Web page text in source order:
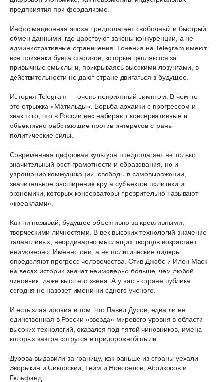
предприятия при феодализме.
Информационная эпоха предполагает свободный и быстрый
обмен данными, где царствуют законы конкуренции, а не
административные ограничения. Гонения на Telegram имеют
все признаки бунта стариков, которые цепляются за
привычные смыслы и, прикрываясь высокими лозунгами, в
действительности не дают стране двигаться в будущее.
История Telegram — очень неприятный симптом. В чем-то
это отрыжка «Матильды». Борьба архаики с прогрессом и
знак того, что в России вес набирают консервативные и
объективно работающие против интересов страны
политические силы.
Современная цифровая культура предполагает не только
значительный рост грамотности и образования, но и
упрощение коммуникации, свободы в самовыражении,
значительное расширение круга субъектов политики и
экономики, которых консерваторы презрительно называют
«креаклами».
Как ни называй, будущее объективно за креативными,
творческими личностями. В век высоких технологий значение
талантливых, неординарно мыслящих творцов возрастает
неимоверно. Именно они, а не политические лидеры,
определяют прогресс человечества. Стив Джобс и Илон Маск
на весах истории значат неимоверно больше, чем любой
чиновник, даже высшего звена. А у нас в стране публика
сегодня не назовет имени ни одного ученого.
И есть злая ирония в том, что Павел Дуров, едва ли не
единственная в России «звезда» мирового уровня в области
высоких технологий, оказался под пятой чиновников, имена
которых завтра сотрутся в придорожной пыли.
Дурова выдавили за границу, как раньше из страны уехали
Зворыкин и Сикорский, Гейм и Новоселов, Абрикосов и
Гельфанд.